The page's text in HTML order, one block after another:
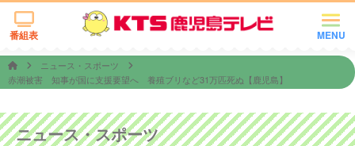
MENU
番組表
ニュース・スポーツ
赤潮被害 知事が国に支援要望へ 養殖ブリなど31万匹死ぬ【鹿児島】
ニュース・スポーツ